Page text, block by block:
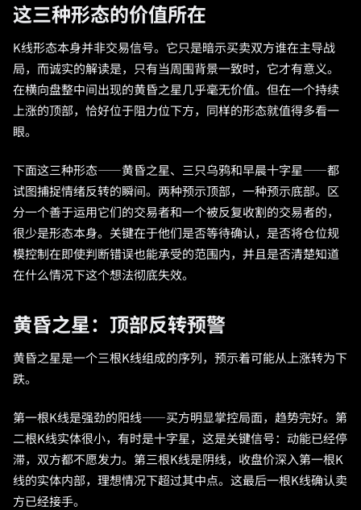
这三种形态的价值所在
K线形态本身并非交易信号。它只是暗示买卖双方谁在主导战
局，而诚实的解读是，只有当周围背景一致时，它才有意义。
在横向盘整中间出现的黄昏之星几乎毫无价值。但在一个持续
上涨的顶部，恰好位于阻力位下方，同样的形态就值得多看一
眼。
下面这三种形态——黄昏之星、三只乌鸦和早晨十字星——都
试图捕捉情绪反转的瞬间。两种预示顶部，一种预示底部。区
分一个善于运用它们的交易者和一个被反复收割的交易者的，
很少是形态本身。关键在于他们是否等待确认，是否将仓位规
模控制在即使判断错误也能承受的范围内，并且是否清楚知道
在什么情况下这个想法彻底失效。
黄昏之星：顶部反转预警
黄昏之星是一个三根K线组成的序列，预示着可能从上涨转为下
跌。
第一根K线是强劲的阳线——买方明显掌控局面，趋势完好。第
二根K线实体很小，有时是十字星，这是关键信号：动能已经停
滞，双方都不愿发力。第三根K线是阴线，收盘价深入第一根K
线的实体内部，理想情况下超过其中点。这最后一根K线确认卖
方已经接手。